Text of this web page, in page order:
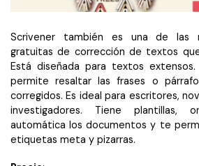
Scrivener también es una de las
gratuitas de corrección de textos
Está diseñada para textos
permite resaltar las frases o
corregidos. Es ideal para escritores,
investigadores. Tiene plantillas,
automática los documentos y te
etiquetas meta y pizarras.